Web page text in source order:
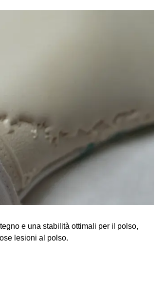
e una stabilità ottimali per il polso,
lesioni al polso.